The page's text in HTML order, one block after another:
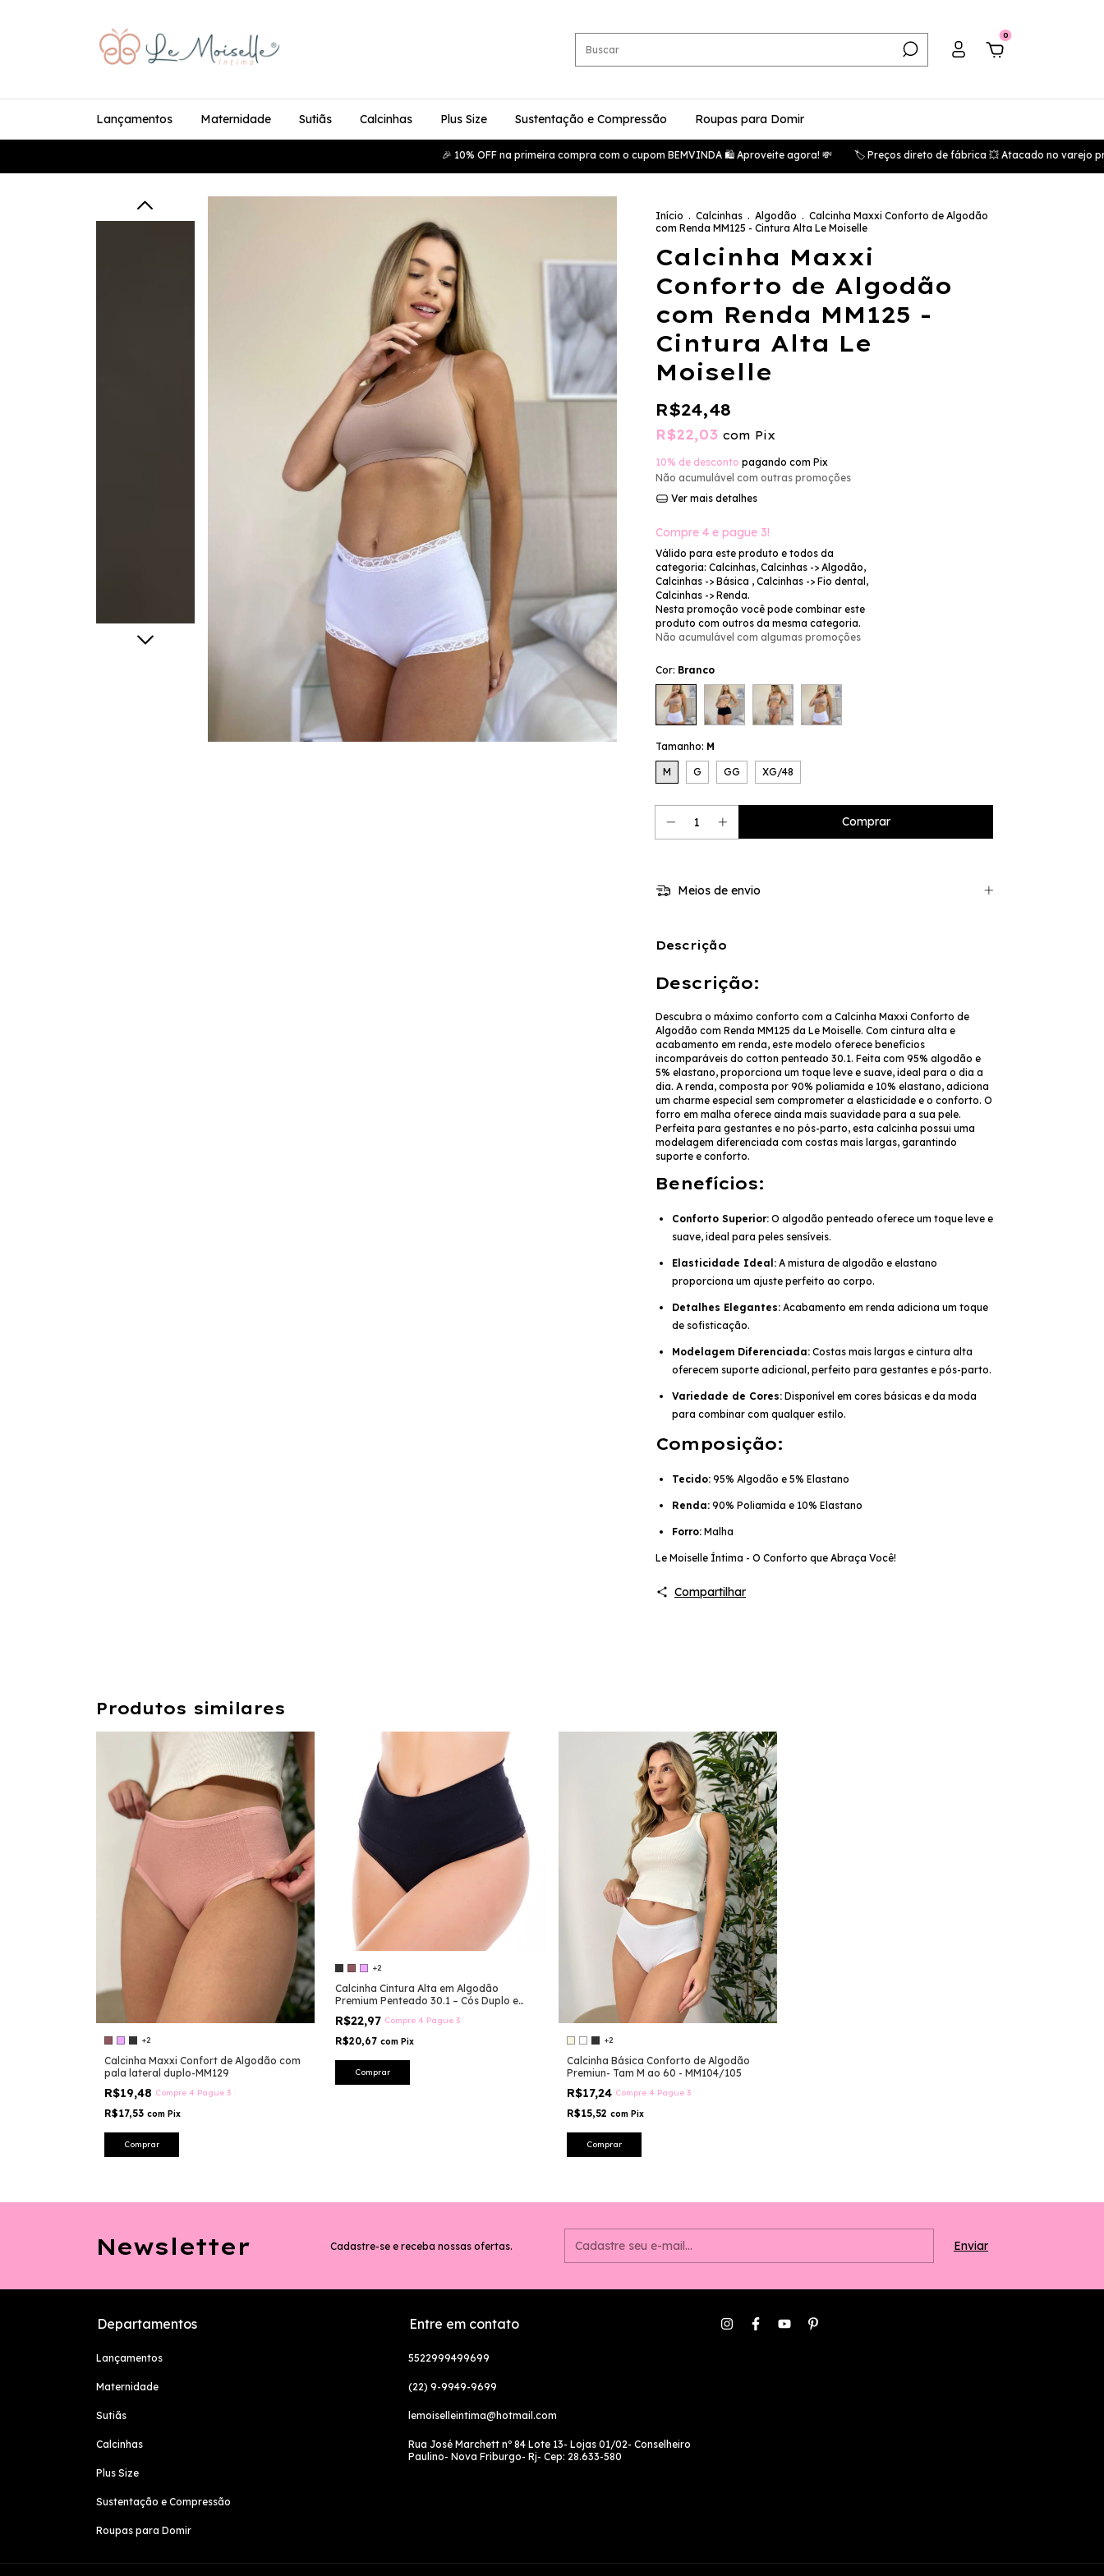
0
Lançamentos Maternidade Sutiãs Calcinhas Plus Size Sustentação e Compressão Roupas para Domir
🎉 10% OFF na primeira compra com o cupom BEMVINDA 🛍️ Aproveite agora! 💸 🏷️ Preços direto de fábrica 💥 Atacado no varejo pra você
Início . Calcinhas . Algodão . Calcinha Maxxi Conforto de Algodão
com Renda MM125 - Cintura Alta Le Moiselle
Calcinha Maxxi
Conforto de Algodão
com Renda MM125 -
Cintura Alta Le
Moiselle
R$24,48
R$22,03 com Pix
10% de desconto pagando com Pix
Não acumulável com outras promoções
Ver mais detalhes
Compre 4 e pague 3!
Válido para este produto e todos da
categoria: Calcinhas, Calcinhas -> Algodão,
Calcinhas -> Básica , Calcinhas -> Fio dental,
Calcinhas -> Renda.
Nesta promoção você pode combinar este
produto com outros da mesma categoria.
Não acumulável com algumas promoções
Cor: Branco
Tamanho: M
M G GG XG/48
Meios de envio
Descrição
Descrição:
Descubra o máximo conforto com a Calcinha Maxxi Conforto de
Algodão com Renda MM125 da Le Moiselle. Com cintura alta e
acabamento em renda, este modelo oferece benefícios
incomparáveis do cotton penteado 30.1. Feita com 95% algodão e
5% elastano, proporciona um toque leve e suave, ideal para o dia a
dia. A renda, composta por 90% poliamida e 10% elastano, adiciona
um charme especial sem comprometer a elasticidade e o conforto. O
forro em malha oferece ainda mais suavidade para a sua pele.
Perfeita para gestantes e no pós-parto, esta calcinha possui uma
modelagem diferenciada com costas mais largas, garantindo
suporte e conforto.
Benefícios:
Conforto Superior: O algodão penteado oferece um toque leve e
suave, ideal para peles sensíveis.
Elasticidade Ideal: A mistura de algodão e elastano
proporciona um ajuste perfeito ao corpo.
Detalhes Elegantes: Acabamento em renda adiciona um toque
de sofisticação.
Modelagem Diferenciada: Costas mais largas e cintura alta
oferecem suporte adicional, perfeito para gestantes e pós-parto.
Variedade de Cores: Disponível em cores básicas e da moda
para combinar com qualquer estilo.
Composição:
Tecido: 95% Algodão e 5% Elastano
Renda: 90% Poliamida e 10% Elastano
Forro: Malha
Le Moiselle Íntima - O Conforto que Abraça Você!
Compartilhar
Produtos similares
+2
Calcinha Maxxi Confort de Algodão com
pala lateral duplo-MM129
R$19,48 Compre 4 Pague 3
R$17,53 com Pix
Comprar
+2
Calcinha Cintura Alta em Algodão
Premium Penteado 30.1 – Cós Duplo e
R$22,97 Compre 4 Pague 3
R$20,67com Pix
Comprar
+2
Calcinha Básica Conforto de Algodão
Premiun- Tam M ao 60 - MM104/105
R$17,24 Compre 4 Pague 3
R$15,52 com Pix
Comprar
Newsletter Cadastre-se e receba nossas ofertas.
Departamentos
Lançamentos
Maternidade
Sutiãs
Calcinhas
Plus Size
Sustentação e Compressão
Roupas para Domir
Entre em contato
5522999499699
(22) 9-9949-9699
lemoiselleintima@hotmail.com
Rua José Marchett nº 84 Lote 13- Lojas 01/02- Conselheiro
Paulino- Nova Friburgo- Rj- Cep: 28.633-580